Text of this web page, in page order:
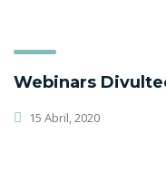
Webinars
15 Abril, 2020